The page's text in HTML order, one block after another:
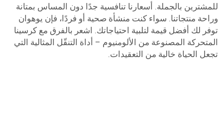
للمشترين بالجملة. أسعارنا تنافسية جدًا دون المساس بمتانة
وراحة منتجاتنا. سواء كنت منشأة صحية أو فردًا، فإن يوهوان
توفر لك أفضل قيمة لتلبية احتياجاتك. اشعر بالفرق مع كرسينا
المتحركة المصنوعة من الألومنيوم – أداة التنقّل المثالية التي
تجعل الحياة خالية من التعقيدات.